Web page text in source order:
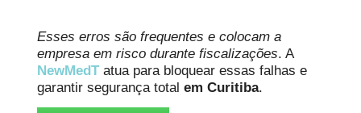
Esses erros são frequentes e colocam a
empresa em risco durante fiscalizações. A
NewMedT atua para bloquear essas falhas e
garantir segurança totalem Curitiba.